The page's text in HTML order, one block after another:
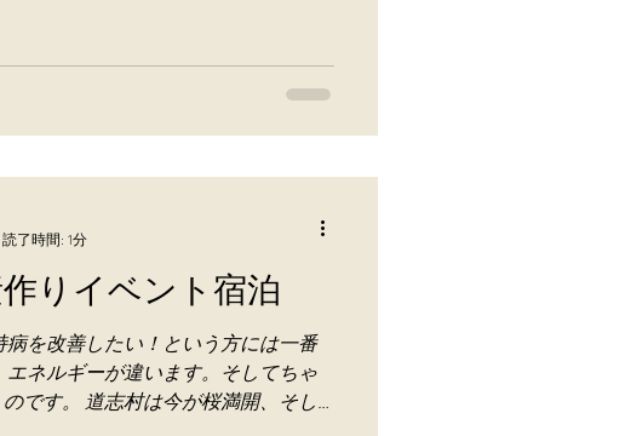
りイベント宿泊
を改善したい！という方には一番
エネルギーが違います。そしてちゃ
です。 道志村は今が桜満開、そし
読了時間: 1分